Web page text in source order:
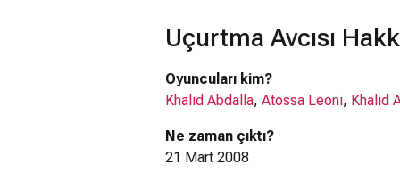
kurmuştur. Ancak bir uçurtma yarışı
edebileceği halde ona sırtını
karısının Taliban tarafından
çocukluk arkadaşının başı dertte
yönetiminin kontrolündeki
Kite Runner”ın yönetmenliğini
Uçurtma Avcısı
Oyuncuları kim?
Khalid Abdalla, Atossa Leoni, Khalid
Ne zaman çıktı?
21 Mart 2008